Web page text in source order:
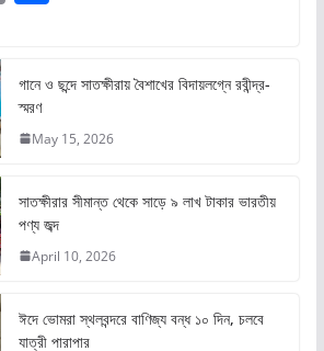
e
গানে ও ছন্দে সাতক্ষীরায় বৈশাখের বিদায়লগ্নে রবীন্দ্র-
স্মরণ
May 15, 2026
সাতক্ষীরার সীমান্ত থেকে সাড়ে ৯ লাখ টাকার ভারতীয়
পণ্য জব্দ
April 10, 2026
ঈদে ভোমরা স্থলবন্দরে বাণিজ্য বন্ধ ১০ দিন, চলবে
যাত্রী পারাপার